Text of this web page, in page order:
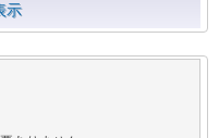
示